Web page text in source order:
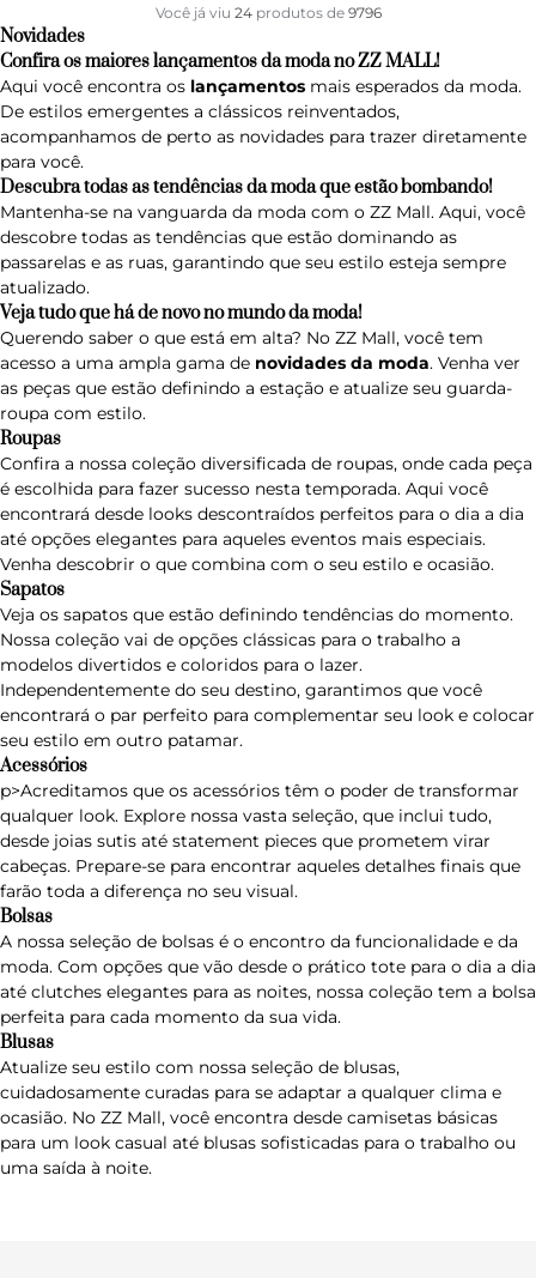
Você já viu 24 produtosde 9796
Novidades
Confira os maiores lançamentos da moda no ZZ MALL!
Aqui você encontra os lançamentos mais esperados da moda.
De estilos emergentes a clássicos reinventados,
acompanhamos de perto as novidades para trazer diretamente
para você.
Descubra todas as tendências da moda que estão bombando!
Mantenha-se na vanguarda da moda com o ZZ Mall. Aqui, você
descobre todas as tendências que estão dominando as
passarelas e as ruas, garantindo que seu estilo esteja sempre
atualizado.
Veja tudo que há de novo no mundo da moda!
Querendo saber o que está em alta? No ZZ Mall, você tem
acesso a uma ampla gama de novidades da moda. Venha ver
as peças que estão definindo a estação e atualize seu guarda-
roupa com estilo.
Roupas
Confira a nossa coleção diversificada de roupas, onde cada peça
é escolhida para fazer sucesso nesta temporada. Aqui você
encontrará desde looks descontraídos perfeitos para o dia a dia
até opções elegantes para aqueles eventos mais especiais.
Venha descobrir o que combina com o seu estilo e ocasião.
Sapatos
Veja os sapatos que estão definindo tendências do momento.
Nossa coleção vai de opções clássicas para o trabalho a
modelos divertidos e coloridos para o lazer.
Independentemente do seu destino, garantimos que você
encontrará o par perfeito para complementar seu look e colocar
seu estilo em outro patamar.
Acessórios
p>Acreditamos que os acessórios têm o poder de transformar
qualquer look. Explore nossa vasta seleção, que inclui tudo,
desde joias sutis até statement pieces que prometem virar
cabeças. Prepare-se para encontrar aqueles detalhes finais que
farão toda a diferença no seu visual.
Bolsas
A nossa seleção de bolsas é o encontro da funcionalidade e da
moda. Com opções que vão desde o prático tote para o dia a dia
até clutches elegantes para as noites, nossa coleção tem a bolsa
perfeita para cada momento da sua vida.
Blusas
Atualize seu estilo com nossa seleção de blusas,
cuidadosamente curadas para se adaptar a qualquer clima e
ocasião. No ZZ Mall, você encontra desde camisetas básicas
para um look casual até blusas sofisticadas para o trabalho ou
uma saída à noite.